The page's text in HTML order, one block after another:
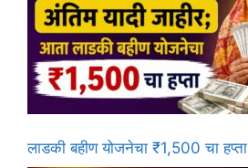
लाडकी बहीण योजनेचा ₹1,500 चा हप्ता